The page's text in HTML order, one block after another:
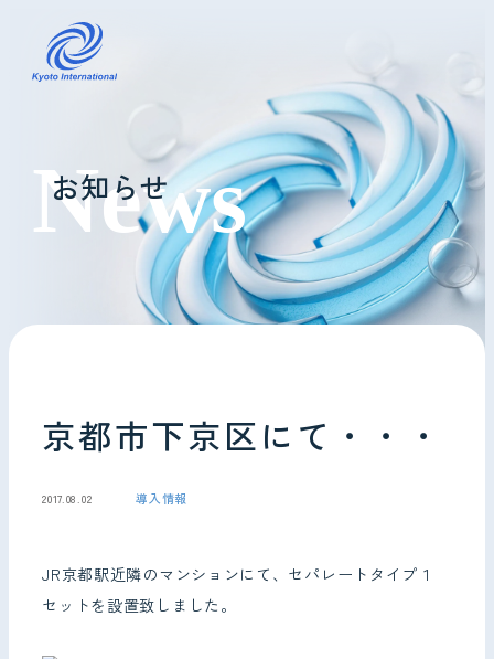
コインランドリーレンタル
ホテル様へ
掃除・メンテナンス
会社情報
お知らせ
京都市下京区にて・・・
2017.08.02 導入情報
JR京都駅近隣のマンションにて、セパレートタイプ１
セットを設置致しました。